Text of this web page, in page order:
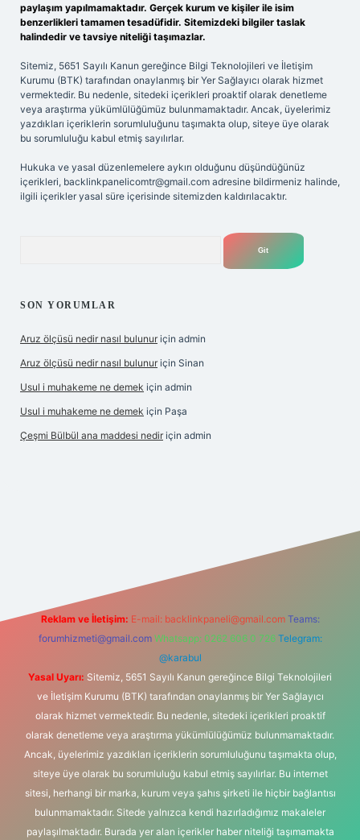
paylaşım yapılmamaktadır. Gerçek kurum ve kişiler ile isim
benzerlikleri tamamen tesadüfidir. Sitemizdeki bilgiler taslak
halindedir ve tavsiye niteliği taşımazlar.
Sitemiz, 5651 Sayılı Kanun gereğince Bilgi Teknolojileri ve İletişim
Kurumu (BTK) tarafından onaylanmış bir Yer Sağlayıcı olarak hizmet
vermektedir. Bu nedenle, sitedeki içerikleri proaktif olarak denetleme
veya araştırma yükümlülüğümüz bulunmamaktadır. Ancak, üyelerimiz
yazdıkları içeriklerin sorumluluğunu taşımakta olup, siteye üye olarak
bu sorumluluğu kabul etmiş sayılırlar.
Hukuka ve yasal düzenlemelere aykırı olduğunu düşündüğünüz
içerikleri, backlinkpanelicomtr@gmail.com adresine bildirmeniz halinde,
ilgili içerikler yasal süre içerisinde sitemizden kaldırılacaktır.
SON YORUMLAR
Aruz ölçüsü nedir nasıl bulunur için admin
Aruz ölçüsü nedir nasıl bulunur için Sinan
Usul i muhakeme ne demek için admin
Usul i muhakeme ne demek için Paşa
Çeşmi Bülbül ana maddesi nedir için admin
Reklam ve İletişim: E-mail: backlinkpaneli@gmail.com Teams:
forumhizmeti@gmail.com Whatsapp: 0262 606 0 726 Telegram:
@karabul
Yasal Uyarı: Sitemiz, 5651 Sayılı Kanun gereğince Bilgi Teknolojileri
ve İletişim Kurumu (BTK) tarafından onaylanmış bir Yer Sağlayıcı
olarak hizmet vermektedir. Bu nedenle, sitedeki içerikleri proaktif
olarak denetleme veya araştırma yükümlülüğümüz bulunmamaktadır.
Ancak, üyelerimiz yazdıkları içeriklerin sorumluluğunu taşımakta olup,
siteye üye olarak bu sorumluluğu kabul etmiş sayılırlar. Bu internet
sitesi, herhangi bir marka, kurum veya şahıs şirketi ile hiçbir bağlantısı
bulunmamaktadır. Sitede yalnızca kendi hazırladığımız makaleler
paylaşılmaktadır. Burada yer alan içerikler haber niteliği taşımamakta